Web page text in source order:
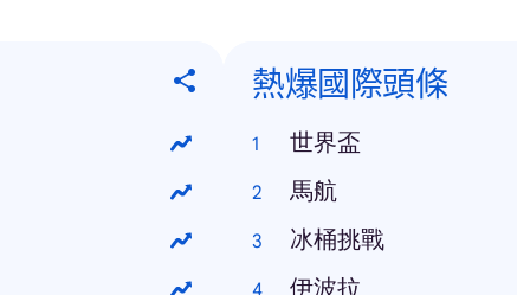
熱爆國際頭條
世界盃
馬航
冰桶挑戰
伊波拉